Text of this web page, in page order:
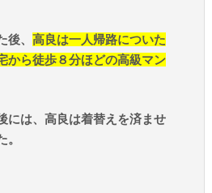
後、高良は一人帰路についた
から徒歩８分ほどの高級マン
には、高良は着替えを済ませ